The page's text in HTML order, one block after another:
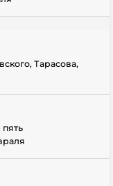
Тарасова,